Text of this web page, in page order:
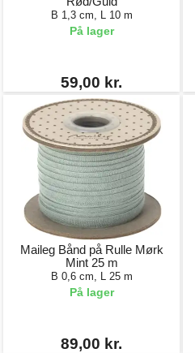
B 1,3 cm, L 10 m
På lager
59,00 kr.
Maileg Bånd på Rulle Mørk
Mint 25 m
B 0,6 cm, L 25 m
På lager
89,00 kr.